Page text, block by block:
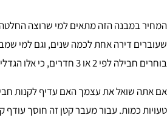
המחיר במבנה הזה מתאים למי שרוצה החלטה
שעוברים דירה אחת לכמה שנים, וגם למי
בוחרים חבילה לפי 2 או 3 חדרים, כי אלו הגדלים הנפוצים ביותר במעבר פרטי.
אם אתה שואל את עצמך האם עדיף לקנות
טעויות כמות. עבור מעבר קטן זה חוסך עודף